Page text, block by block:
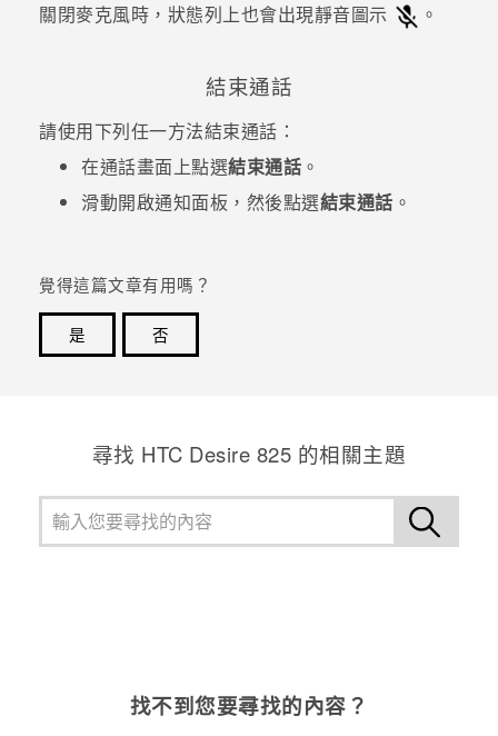
關閉麥克風時，狀態列上也會出現靜音圖示
。
結束通話
請使用下列任一方法結束通話：
在通話畫面上點選結束通話 。
滑動開啟通知面板，然後點選結束通話 。
覺得這篇文章有用嗎？
是
否
尋找 HTC Desire 825 的相關主題
找不到您要尋找的內容？